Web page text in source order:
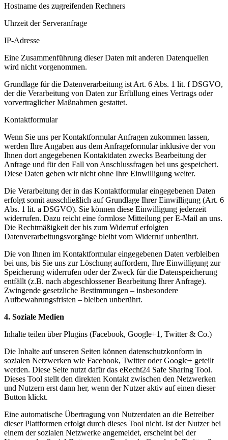
Hostname des zugreifenden Rechners
Uhrzeit der Serveranfrage
IP-Adresse
Eine Zusammenführung dieser Daten mit anderen Datenquellen
wird nicht vorgenommen.
Grundlage für die Datenverarbeitung ist Art. 6 Abs. 1 lit. f DSGVO,
der die Verarbeitung von Daten zur Erfüllung eines Vertrags oder
vorvertraglicher Maßnahmen gestattet.
Kontaktformular
Wenn Sie uns per Kontaktformular Anfragen zukommen lassen,
werden Ihre Angaben aus dem Anfrageformular inklusive der von
Ihnen dort angegebenen Kontaktdaten zwecks Bearbeitung der
Anfrage und für den Fall von Anschlussfragen bei uns gespeichert.
Diese Daten geben wir nicht ohne Ihre Einwilligung weiter.
Die Verarbeitung der in das Kontaktformular eingegebenen Daten
erfolgt somit ausschließlich auf Grundlage Ihrer Einwilligung (Art. 6
Abs. 1 lit. a DSGVO). Sie können diese Einwilligung jederzeit
widerrufen. Dazu reicht eine formlose Mitteilung per E-Mail an uns.
Die Rechtmäßigkeit der bis zum Widerruf erfolgten
Datenverarbeitungsvorgänge bleibt vom Widerruf unberührt.
Die von Ihnen im Kontaktformular eingegebenen Daten verbleiben
bei uns, bis Sie uns zur Löschung auffordern, Ihre Einwilligung zur
Speicherung widerrufen oder der Zweck für die Datenspeicherung
entfällt (z.B. nach abgeschlossener Bearbeitung Ihrer Anfrage).
Zwingende gesetzliche Bestimmungen – insbesondere
Aufbewahrungsfristen – bleiben unberührt.
4. Soziale Medien
Inhalte teilen über Plugins (Facebook, Google+1, Twitter & Co.)
Die Inhalte auf unseren Seiten können datenschutzkonform in
sozialen Netzwerken wie Facebook, Twitter oder Google+ geteilt
werden. Diese Seite nutzt dafür das eRecht24 Safe Sharing Tool.
Dieses Tool stellt den direkten Kontakt zwischen den Netzwerken
und Nutzern erst dann her, wenn der Nutzer aktiv auf einen dieser
Button klickt.
Eine automatische Übertragung von Nutzerdaten an die Betreiber
dieser Plattformen erfolgt durch dieses Tool nicht. Ist der Nutzer bei
einem der sozialen Netzwerke angemeldet, erscheint bei der